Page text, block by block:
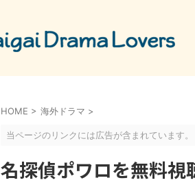
HOME > 海外ドラマ >
当ページのリンクには広告が含まれています。
名探偵ポワロを無料視